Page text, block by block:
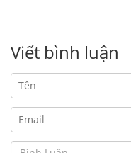
Viết bình luận